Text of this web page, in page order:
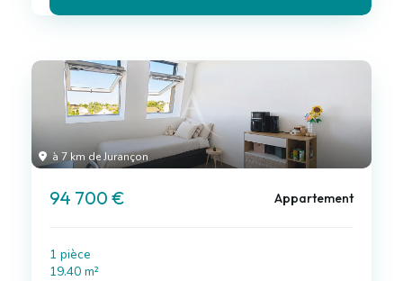
à 7 km de Jurançon
94 700 € Appartement
1 pièce
19.40 m²